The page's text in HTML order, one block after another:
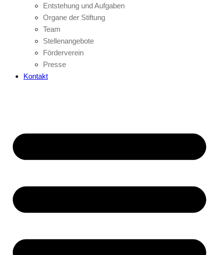
Entstehung und Aufgaben
Organe der Stiftung
Team
Stellenangebote
Förderverein
Presse
Kontakt